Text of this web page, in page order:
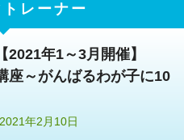
レーナー
年1～3月開催】
座～がんばるわが子に10
年2月10日